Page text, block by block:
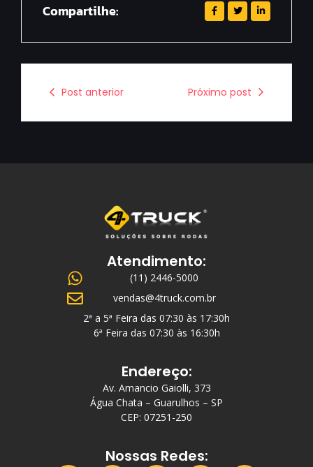
Compartilhe:
Post anterior Próximo post
Atendimento:
(11) 2446-5000
vendas@4truck.com.br
2ª a 5ª Feira das 07:30 às 17:30h
6ª Feira das 07:30 às 16:30h
Endereço:
Av. Amancio Gaiolli, 373
Água Chata – Guarulhos – SP
CEP: 07251-250
Nossas Redes: